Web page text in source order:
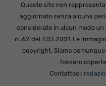
Questo sito non
aggiornato senza alcuna
considerato in alcun modo
n. 62 del 7.03.2001. Le
copyright. Siamo
fossero
Contattaci: